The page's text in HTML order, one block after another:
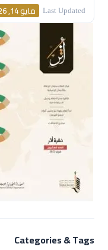
Last Updated مايو 14, 2026
Categories & Tags